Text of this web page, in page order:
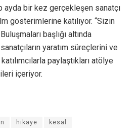
bir kez gerçekleşen sanatçı
gösterimlerine katılıyor. “Sizin
başlığı altında
yaratım süreçlerini ve
paylaştıkları atölye
içeriyor.
hikaye kesal